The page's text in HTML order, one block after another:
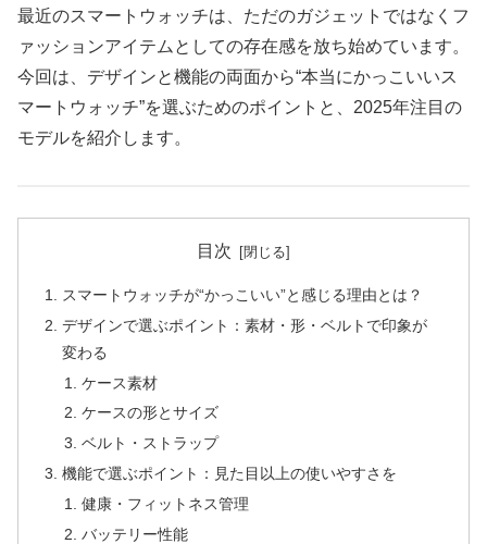
最近のスマートウォッチは、ただのガジェットではなくフ
ァッションアイテムとしての存在感を放ち始めています。
今回は、デザインと機能の両面から“本当にかっこいいス
マートウォッチ”を選ぶためのポイントと、2025年注目の
モデルを紹介します。
目次
スマートウォッチが“かっこいい”と感じる理由とは？
デザインで選ぶポイント：素材・形・ベルトで印象が
変わる
ケース素材
ケースの形とサイズ
ベルト・ストラップ
機能で選ぶポイント：見た目以上の使いやすさを
健康・フィットネス管理
バッテリー性能